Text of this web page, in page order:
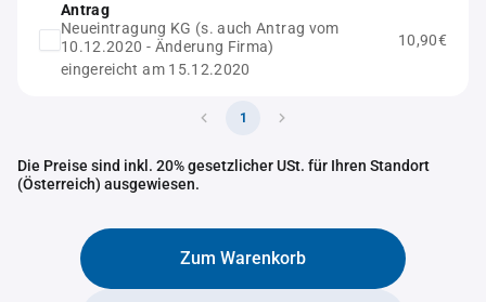
Antrag
Neueintragung KG (s. auch Antrag vom
10.12.2020 - Änderung Firma)
eingereicht am 15.12.2020
10,90€
1
Die Preise sind inkl. 20% gesetzlicher USt. für Ihren Standort
(Österreich) ausgewiesen.
Zum Warenkorb